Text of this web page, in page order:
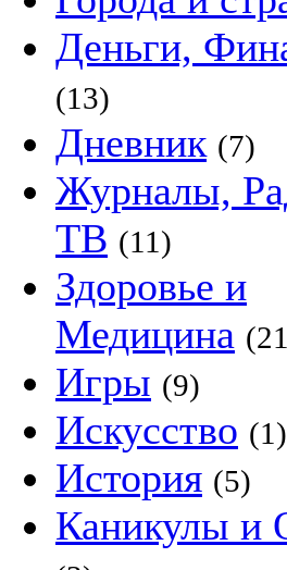
Деньги,
(13)
Дневник (7)
Журналы,
ТВ (11)
Здоровье и
Медицина
Игры (9)
Искусство (1)
История (5)
Каникулы и